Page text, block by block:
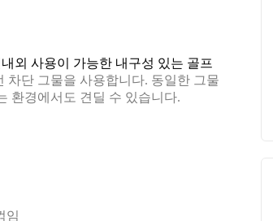
외 사용이 가능한 내구성 있는 골프
차단 그물을 사용합니다. 동일한 그물
환경에서도 견딜 수 있습니다.
임